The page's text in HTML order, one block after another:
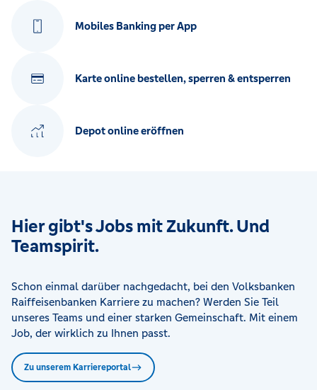
Mobiles Banking per App
Karte online bestellen, sperren & entsperren
Depot online eröffnen
Hier gibt's Jobs mit Zukunft. Und
Teamspirit.
Schon einmal darüber nachgedacht, bei den Volksbanken
Raiffeisenbanken Karriere zu machen? Werden Sie Teil
unseres Teams und einer starken Gemeinschaft. Mit einem
Job, der wirklich zu Ihnen passt.
Zu unserem Karriereportal